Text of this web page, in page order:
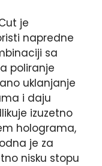
je
napredne
sa
poliranje
uklanjanje
i daju
izuzetno
holograma,
je za
nisku stopu